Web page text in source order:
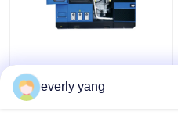
Industriële Diesel van
75kva 60kw Yuchai
Generatorreeks met
everly yang